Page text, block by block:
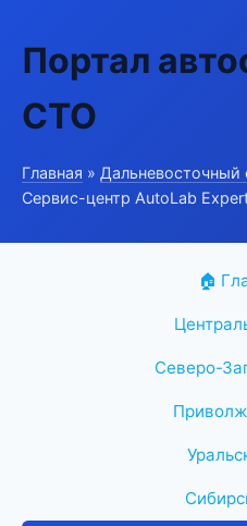
Портал
СТО
Главная » Дальневосточный
Сервис-центр AutoLab
🏠
Северо-